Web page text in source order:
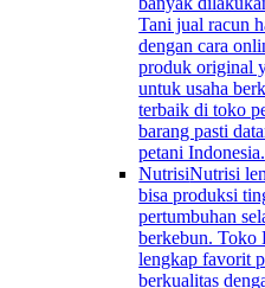
Tani jual racun
dengan cara
produk original
untuk usaha
terbaik di toko
barang pasti
petani Indonesia.
NutrisiNutrisi
bisa produksi
pertumbuhan
berkebun. Toko
lengkap favorit
berkualitas